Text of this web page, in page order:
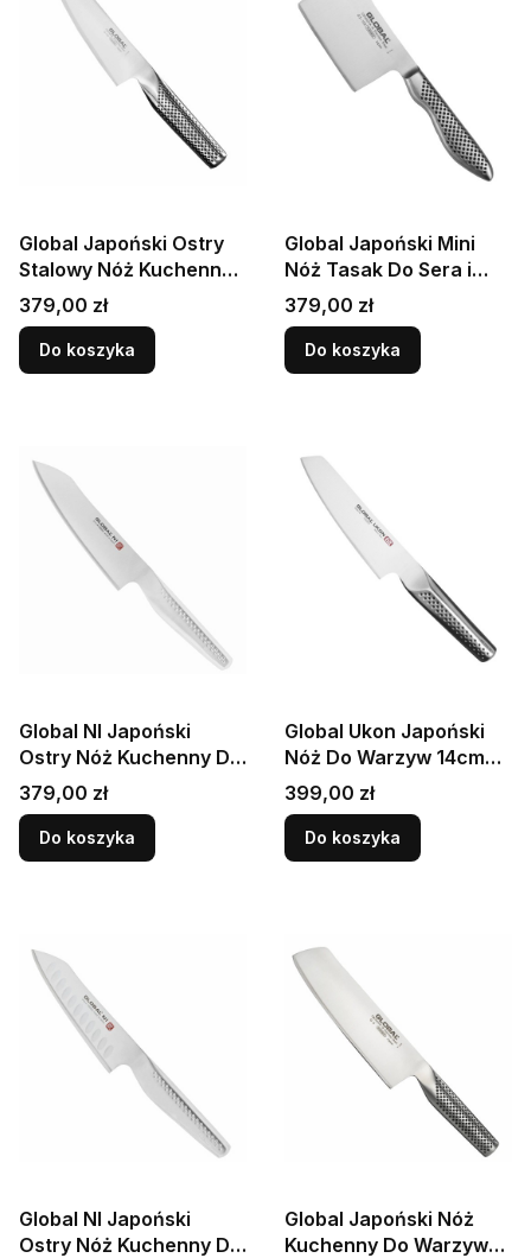
Global Japoński Ostry
Stalowy Nóż Kuchenny
Do Warzyw 56-58 HRC
14cm G-102
Cena
379,00 zł
Do koszyka
Global Japoński Mini
Nóż Tasak Do Sera i
Siekania Ziół 56-58 HRC
8cm GS-102
Cena
379,00 zł
Do koszyka
Global NI Japoński
Ostry Nóż Kuchenny Do
Warzyw 16cm 56-58
HRC GNM-08
Cena
379,00 zł
Do koszyka
Global Ukon Japoński
Nóż Do Warzyw 14cm
GUM-10
Cena
399,00 zł
Do koszyka
Global NI Japoński
Ostry Nóż Kuchenny Do
Global Japoński Nóż
Kuchenny Do Warzyw